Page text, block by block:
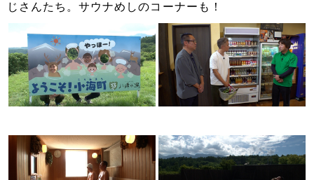
じさんたち。サウナめしのコーナーも！